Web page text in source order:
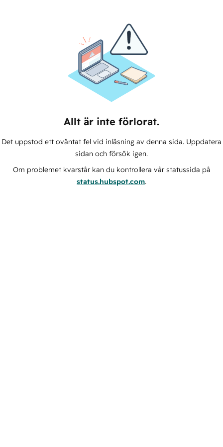
Allt är inte förlorat.
Det uppstod ett oväntat fel vid inläsning av denna sida. Uppdatera
sidan och försök igen.
Om problemet kvarstår kan du kontrollera vår statussida på
status.hubspot.com.